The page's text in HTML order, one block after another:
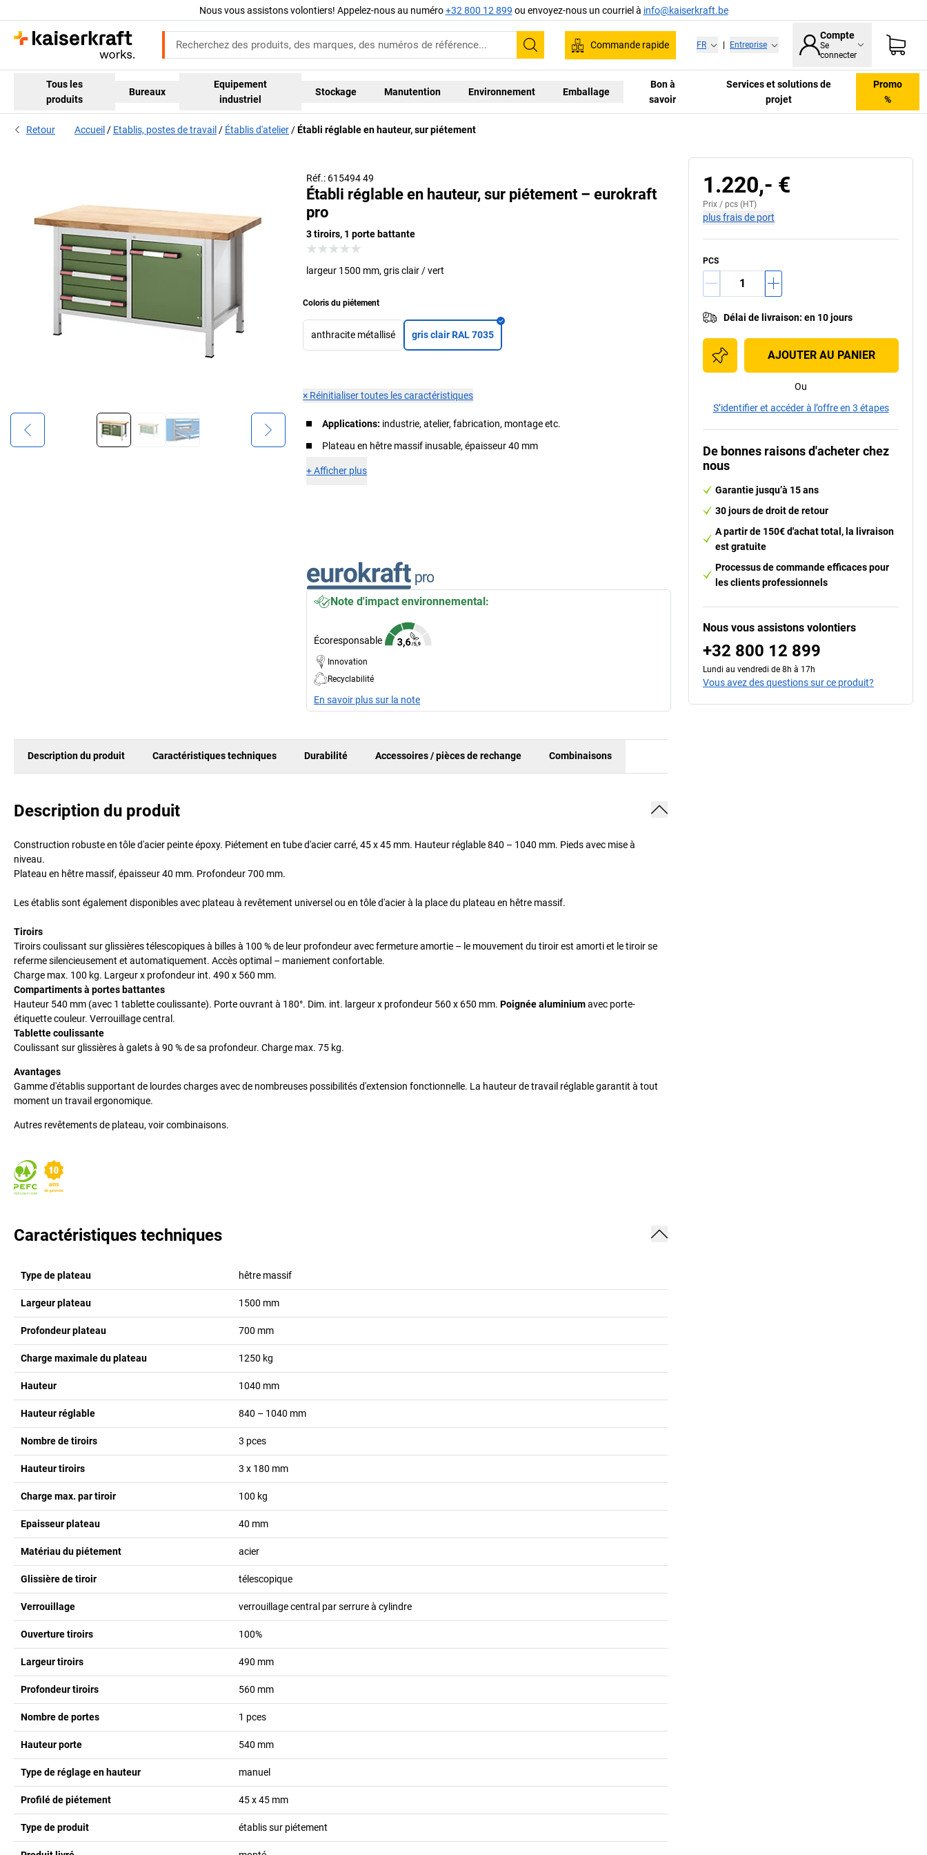
Nous vous assistons volontiers! Appelez-nous au numéro+32 800 12 899 ou envoyez-nous un courriel à info@kaiserkraft.be
Recherche
Commande rapide FR Entreprise
Compte
Se
connecter
Tous les
produits
Bureaux
Equipement
industriel
Stockage Manutention Environnement Emballage
Bon à
savoir
Services et solutions de
projet
Promo
%
Retour Accueil Etablis, postes de travail Établis d'atelier Établi réglable en hauteur, sur piétement
Réf.: 615494 49
Établi réglable en hauteur, sur piétement – eurokraft
pro
3 tiroirs, 1 porte battante
largeur 1500 mm, gris clair / vert
Coloris du piétement
anthracite métallisé gris clair RAL 7035
× Réinitialiser toutes les caractéristiques
Applications: industrie, atelier, fabrication, montage etc.
Plateau en hêtre massif inusable, épaisseur 40 mm
+Afficher plus
Note d'impact environnemental:
Écoresponsable
Innovation
Recyclabilité
En savoir plus sur la note
Description du produit Caractéristiques techniques Durabilité Accessoires / pièces de rechange Combinaisons
Description du produit
Construction robuste en tôle d'acier peinte époxy. Piétement en tube d'acier carré, 45 x 45 mm. Hauteur réglable 840 – 1040 mm. Pieds avec mise à
niveau.
Plateau en hêtre massif, épaisseur 40 mm. Profondeur 700 mm.
Les établis sont également disponibles avec plateau à revêtement universel ou en tôle d'acier à la place du plateau en hêtre massif.
Tiroirs
Tiroirs coulissant sur glissières télescopiques à billes à 100 % de leur profondeur avec fermeture amortie – le mouvement du tiroir est amorti et le tiroir se
referme silencieusement et automatiquement. Accès optimal – maniement confortable.
Charge max. 100 kg. Largeur x profondeur int. 490 x 560 mm.
Compartiments à portes battantes
Hauteur 540 mm (avec 1 tablette coulissante). Porte ouvrant à 180°. Dim. int. largeur x profondeur 560 x 650 mm. Poignée aluminiumavec porte-
étiquette couleur. Verrouillage central.
Tablette coulissante
Coulissant sur glissières à galets à 90 % de sa profondeur. Charge max. 75 kg.
Avantages
Gamme d'établis supportant de lourdes charges avec de nombreuses possibilités d'extension fonctionnelle. La hauteur de travail réglable garantit à tout
moment un travail ergonomique.
Autres revêtements de plateau, voir combinaisons.
Caractéristiques techniques
Type de plateau hêtre massif
Largeur plateau 1500 mm
Profondeur plateau 700 mm
Charge maximale du plateau 1250 kg
Hauteur 1040 mm
Hauteur réglable 840 – 1040 mm
Nombre de tiroirs 3 pces
Hauteur tiroirs 3 x 180 mm
Charge max. par tiroir 100 kg
Epaisseur plateau 40 mm
Matériau du piétement acier
Glissière de tiroir télescopique
Verrouillage verrouillage central par serrure à cylindre
Ouverture tiroirs 100%
Largeur tiroirs 490 mm
Profondeur tiroirs 560 mm
Nombre de portes 1 pces
Hauteur porte 540 mm
Type de réglage en hauteur manuel
Profilé de piétement 45 x 45 mm
Type de produit établis sur piétement
1.220,- €
Prix / pcs (HT)
plus frais de port
PCS
Délai de livraison: en 10 jours
AJOUTER AU PANIER
Ou
S’identifier et accéder à l’offre en 3 étapes
De bonnes raisons d'acheter chez
nous
Garantie jusqu’à 15 ans
30 jours de droit de retour
A partir de 150€ d'achat total, la livraison
est gratuite
Processus de commande efficaces pour
les clients professionnels
Nous vous assistons volontiers
+32 800 12 899
Lundi au vendredi de 8h à 17h
Vous avez des questions sur ce produit?